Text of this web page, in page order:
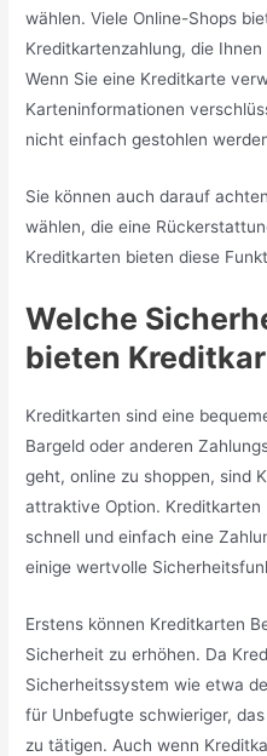
wählen. Viele Online-Shops
Kreditkartenzahlung, die
Wenn Sie eine Kreditkarte
Karteninformationen
nicht einfach gestohlen
Sie können auch darauf
wählen, die eine
Kreditkarten bieten diese
Welche
bieten
Kreditkarten sind eine
Bargeld oder anderen
geht, online zu shoppen, sind
attraktive Option.
schnell und einfach eine
einige wertvolle
Erstens können Kreditkarten
Sicherheit zu erhöhen. Da
Sicherheitssystem wie etwa
für Unbefugte schwieriger,
zu tätigen. Auch wenn